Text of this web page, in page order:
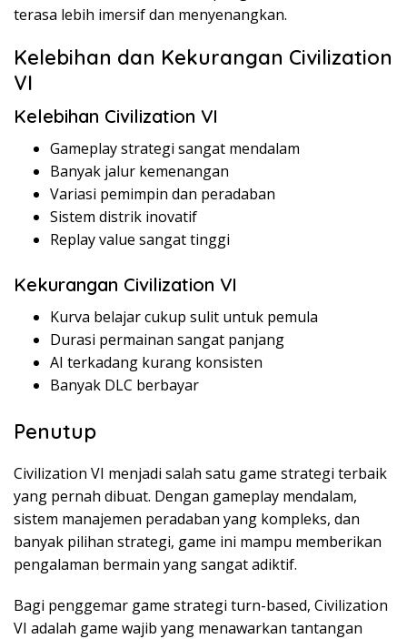
terasa lebih imersif dan menyenangkan.
Kelebihan dan Kekurangan Civilization
VI
Kelebihan Civilization VI
Gameplay strategi sangat mendalam
Banyak jalur kemenangan
Variasi pemimpin dan peradaban
Sistem distrik inovatif
Replay value sangat tinggi
Kekurangan Civilization VI
Kurva belajar cukup sulit untuk pemula
Durasi permainan sangat panjang
AI terkadang kurang konsisten
Banyak DLC berbayar
Penutup
Civilization VI menjadi salah satu game strategi terbaik
yang pernah dibuat. Dengan gameplay mendalam,
sistem manajemen peradaban yang kompleks, dan
banyak pilihan strategi, game ini mampu memberikan
pengalaman bermain yang sangat adiktif.
Bagi penggemar game strategi turn-based, Civilization
VI adalah game wajib yang menawarkan tantangan